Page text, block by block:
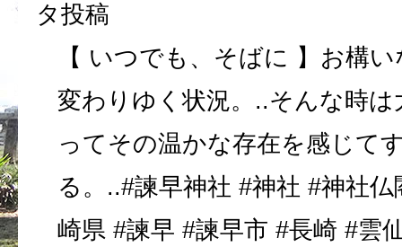
【 いつでも、そばに 】お構
変わりゆく状況。..そんな時
ってその温かな存在を感じて
る。..#諫早神社 #神社 #神社
崎県 #諫早 #諫早市 #長崎 #雲